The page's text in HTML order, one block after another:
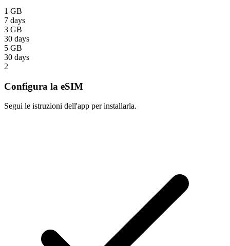
1 GB
7 days
3 GB
30 days
5 GB
30 days
2
Configura la eSIM
Segui le istruzioni dell'app per installarla.